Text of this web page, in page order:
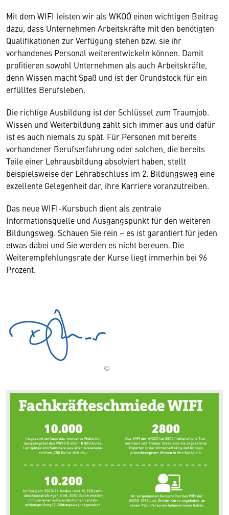
Mit dem WIFI leisten wir als WKOÖ einen wichtigen Beitrag
dazu, dass Unternehmen Arbeitskräfte mit den benötigten
Qualifikationen zur Verfügung stehen bzw. sie ihr
vorhandenes Personal weiterentwickeln können. Damit
profitieren sowohl Unternehmen als auch Arbeitskräfte,
denn Wissen macht Spaß und ist der Grundstock für ein
erfülltes Berufsleben.
Die richtige Ausbildung ist der Schlüssel zum Traumjob.
Wissen und Weiterbildung zahlt sich immer aus und dafür
ist es auch niemals zu spät. Für Personen mit bereits
vorhandener Berufserfahrung oder solchen, die bereits
Teile einer Lehrausbildung absolviert haben, stellt
beispielsweise der Lehrabschluss im 2. Bildungsweg eine
exzellente Gelegenheit dar, ihre Karriere voranzutreiben.
Das neue WIFI-Kursbuch dient als zentrale
Informationsquelle und Ausgangspunkt für den weiteren
Bildungsweg. Schauen Sie rein – es ist garantiert für jeden
etwas dabei und Sie werden es nicht bereuen. Die
Weiterempfehlungsrate der Kurse liegt immerhin bei 96
Prozent.
©